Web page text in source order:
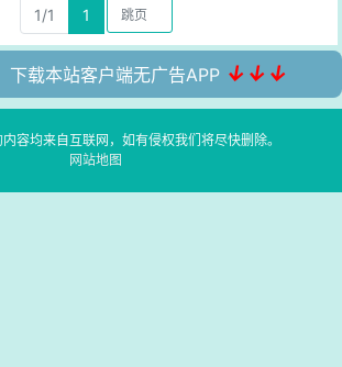
1/1 1
下载本站客户端无广告APP ↓↓↓
容均来自互联网，如有侵权我们将尽快删除。
网站地图